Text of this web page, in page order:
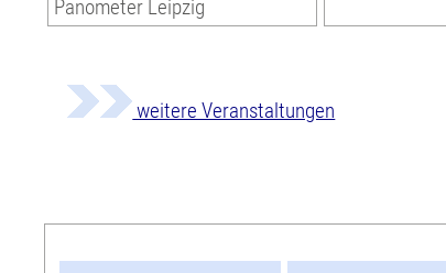
Panometer Leipzig
weitere Veranstaltungen